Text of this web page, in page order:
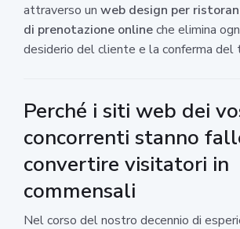
attraverso un web design per
di prenotazione onlineche elimina
desiderio del cliente e la conferma del
Perché i siti web dei
concorrenti stanno
convertire visitatori in
commensali
Nel corso del nostro decennio di